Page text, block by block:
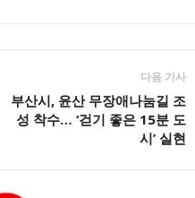
다음 기사
부산시, 윤산 무장애나눔길 조
성 착수… ‘걷기 좋은 15분 도
시’ 실현